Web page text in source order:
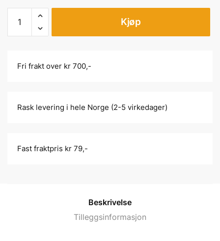
Kjøp
Fri frakt over kr 700,-
Rask levering i hele Norge (2-5 virkedager)
Fast fraktpris kr 79,-
Beskrivelse
Tilleggsinformasjon